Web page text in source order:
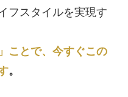
フスタイルを実現す
ことで、今すぐこの
。